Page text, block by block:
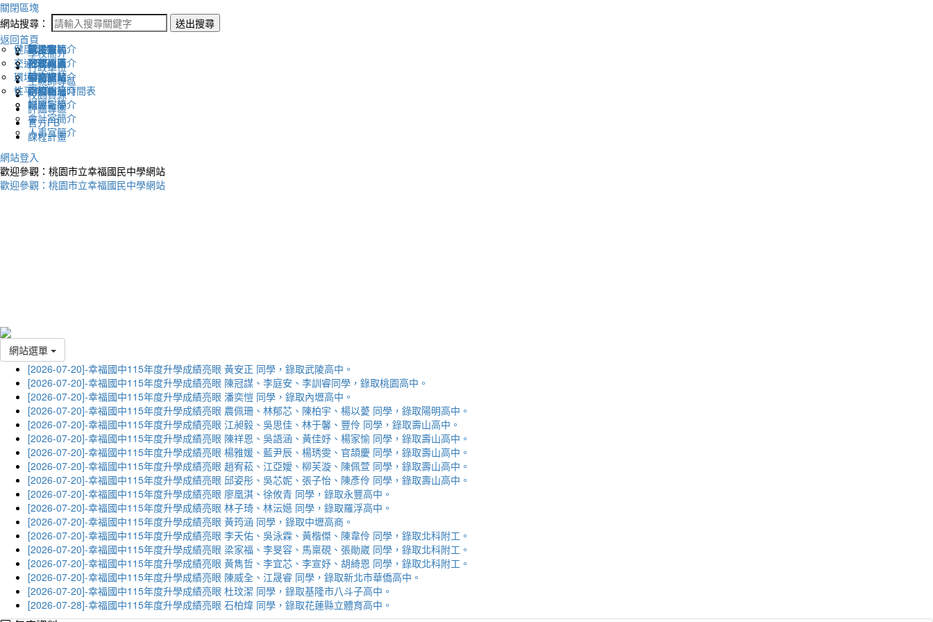
關閉區塊
網站搜尋：
送出搜尋
返回首頁
學校簡介
認識幸福
地理位置
英文網站
幸福相簿
媒體報導
行政單位
校長室簡介
教務處簡介
學務處簡介
總務處簡介
輔導室簡介
會計室簡介
人事室簡介
生親師專區
新生專區
升學專區
圖書館藏
學校作息時間表
校園資源
電子報
下載列表
評鑑專區
健康促進
交通安全
環境教育
性平教育
官方FB
課程計畫
網站登入
歡迎參觀：桃園市立幸福國民中學網站
歡迎參觀：桃園市立幸福國民中學網站
網站選單
[2026-07-20]-幸福國中115年度升學成績亮眼 黃安正 同學，錄取武陵高中。
[2026-07-20]-幸福國中115年度升學成績亮眼 陳冠謀、李庭安、李訓睿同學，錄取桃園高中。
[2026-07-20]-幸福國中115年度升學成績亮眼 潘奕愷 同學，錄取內壢高中。
[2026-07-20]-幸福國中115年度升學成績亮眼 農佩珊、林郁芯、陳柏宇、楊以薆 同學，錄取陽明高中。
[2026-07-20]-幸福國中115年度升學成績亮眼 江昶毅、吳思佳、林于馨、豐伶 同學，錄取壽山高中。
[2026-07-20]-幸福國中115年度升學成績亮眼 陳祥恩、吳語涵、黃佳妤、楊家愉 同學，錄取壽山高中。
[2026-07-20]-幸福國中115年度升學成績亮眼 楊雅媛、藍尹辰、楊琇雯、官頡慶 同學，錄取壽山高中。
[2026-07-20]-幸福國中115年度升學成績亮眼 趙宥菘、江亞嬡、柳芙漩、陳佩萱 同學，錄取壽山高中。
[2026-07-20]-幸福國中115年度升學成績亮眼 邱姿彤、吳芯妮、張子怡、陳彥伶 同學，錄取壽山高中。
[2026-07-20]-幸福國中115年度升學成績亮眼 廖凰淇、徐攸青 同學，錄取永豐高中。
[2026-07-20]-幸福國中115年度升學成績亮眼 林子琦、林沄嬨 同學，錄取羅浮高中。
[2026-07-20]-幸福國中115年度升學成績亮眼 黃筠涵 同學，錄取中壢高商。
[2026-07-20]-幸福國中115年度升學成績亮眼 李天佑、吳泳霖、黃楷傑、陳韋伶 同學，錄取北科附工。
[2026-07-20]-幸福國中115年度升學成績亮眼 梁家福、李旻容、馬稟硯、張勛崴 同學，錄取北科附工。
[2026-07-20]-幸福國中115年度升學成績亮眼 黃雋哲、李宜芯、李宣妤、胡綺恩 同學，錄取北科附工。
[2026-07-20]-幸福國中115年度升學成績亮眼 陳威全、江晟睿 同學，錄取新北市華僑高中。
[2026-07-20]-幸福國中115年度升學成績亮眼 杜玟潔 同學，錄取基隆市八斗子高中。
[2026-07-28]-幸福國中115年度升學成績亮眼 石柏煒 同學，錄取花蓮縣立體育高中。